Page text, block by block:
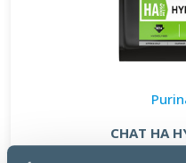
CHAT HA